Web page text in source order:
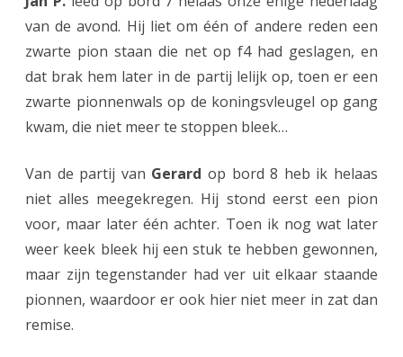
van de avond. Hij liet om één of andere reden een
zwarte pion staan die net op f4 had geslagen, en
dat brak hem later in de partij lelijk op, toen er een
zwarte pionnenwals op de koningsvleugel op gang
kwam, die niet meer te stoppen bleek…
Van de partij van Gerard op bord 8 heb ik helaas
niet alles meegekregen. Hij stond eerst een pion
voor, maar later één achter. Toen ik nog wat later
weer keek bleek hij een stuk te hebben gewonnen,
maar zijn tegenstander had ver uit elkaar staande
pionnen, waardoor er ook hier niet meer in zat dan
remise.